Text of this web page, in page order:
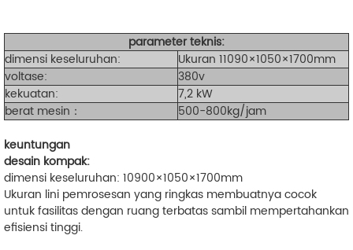
parameter teknis:
dimensi keseluruhan:
Ukuran 11090×1050×1700mm
voltase:
380v
kekuatan:
7,2 kW
berat mesin：
500-800kg/jam
keuntungan
desain kompak:
dimensi keseluruhan: 10900×1050×1700mm
Ukuran lini pemrosesan yang ringkas membuatnya cocok
untuk fasilitas dengan ruang terbatas sambil mempertahankan
efisiensi tinggi.